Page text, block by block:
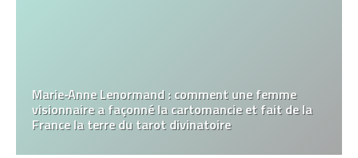
Marie‑Anne Lenormand : comment une femme
visionnaire a façonné la cartomancie et fait de la
France la terre du tarot divinatoire